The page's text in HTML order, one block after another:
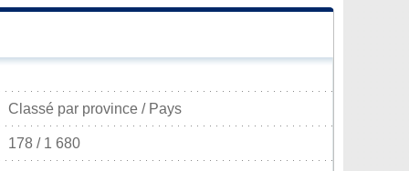
Classé par province / Pays
178 / 1 680